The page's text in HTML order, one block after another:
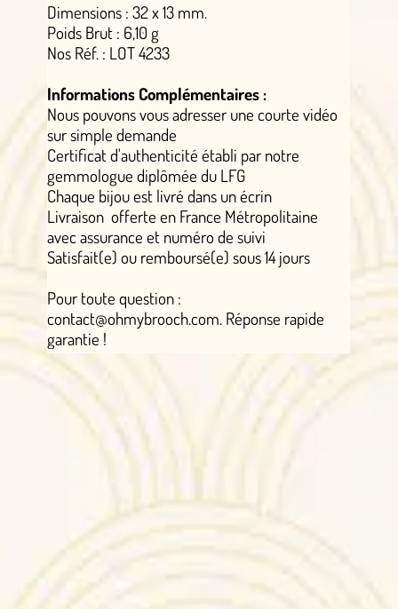
Dimensions : 32 x 13 mm.
Poids Brut : 6,10 g
Nos Réf. : LOT 4233
Informations Complémentaires :
Nous pouvons vous adresser une courte vidéo
sur simple demande
Certificat d'authenticité établi par notre
gemmologue diplômée du LFG
Chaque bijou est livré dans un écrin
Livraison offerte en France Métropolitaine
avec assurance et numéro de suivi
Satisfait(e) ou remboursé(e) sous 14 jours
Pour toute question :
contact@ohmybrooch.com. Réponse rapide
garantie !